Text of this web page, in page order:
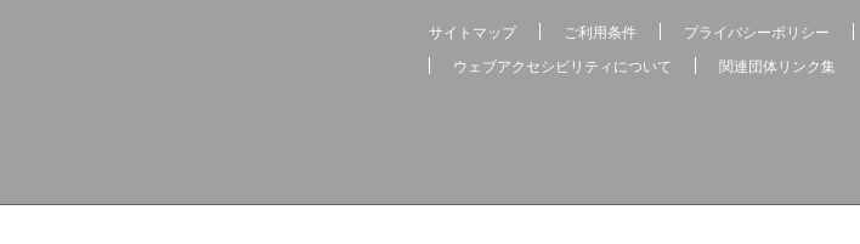
サイトマップ ご利用条件 プライバシーポリシー
ウェブアクセシビリティについて
関連団体リンク集